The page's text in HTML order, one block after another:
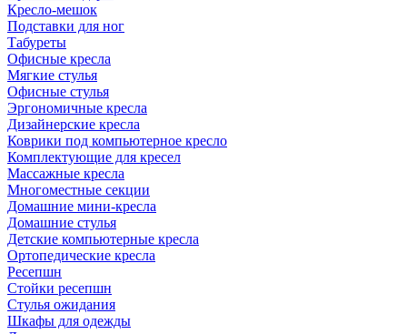
Кресло-мешок
Подставки для ног
Табуреты
Офисные кресла
Мягкие стулья
Офисные стулья
Эргономичные кресла
Дизайнерские кресла
Коврики под компьютерное кресло
Комплектующие для кресел
Массажные кресла
Многоместные секции
Домашние мини-кресла
Домашние стулья
Детские компьютерные кресла
Ортопедические кресла
Ресепшн
Стойки ресепшн
Стулья ожидания
Шкафы для одежды